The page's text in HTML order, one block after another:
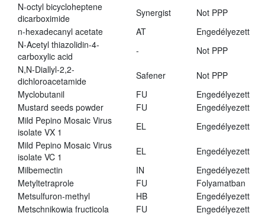
N-octyl bicycloheptene
dicarboximide
Synergist
Not PPP
n-hexadecanyl acetate
AT
Engedélyezett
N-Acetyl thiazolidin-4-
carboxylic acid
-
Not PPP
N,N-Diallyl-2,2-
dichloroacetamide
Safener
Not PPP
Myclobutanil
FU
Engedélyezett
Mustard seeds powder
FU
Engedélyezett
Mild Pepino Mosaic Virus
isolate VX 1
EL
Engedélyezett
Mild Pepino Mosaic Virus
isolate VC 1
EL
Engedélyezett
Milbemectin
IN
Engedélyezett
Metyltetraprole
FU
Folyamatban
Metsulfuron-methyl
HB
Engedélyezett
Metschnikowia fructicola
FU Engedélyezett